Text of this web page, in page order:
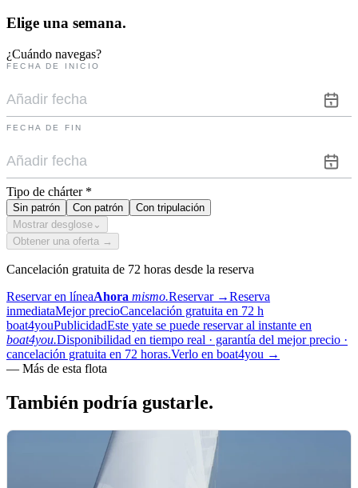
Elige una semana.
¿Cuándo navegas?
FECHA DE INICIO
FECHA DE FIN
Tipo de chárter *
Sin patrón Con patrón
Con tripulación
Mostrar desglose ⌄
Obtener una oferta →
Cancelación gratuita de 72 horas desde la reserva
Reservar en líneaAhora mismo.Reservar →Reserva
inmediataMejor precioCancelación gratuita en 72 h
boat4youPublicidadEste yate se puede reservar al instante en
boat4you.Disponibilidad en tiempo real · garantía del mejor precio ·
cancelación gratuita en 72 horas.Verlo en boat4you →
— Más de esta flota
También podría gustarle.